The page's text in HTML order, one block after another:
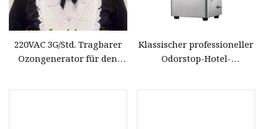
220VAC 3G/Std. Tragbarer
Ozongenerator für den
Klassischer professioneller
Odorstop-Hotel-